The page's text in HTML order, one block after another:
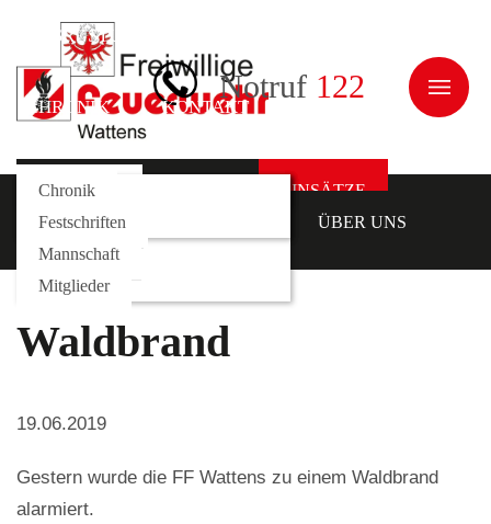
AUSRÜSTUNG
CHRONIK KONTAKT
Notruf 122
NEWS
Galerie
EINSÄTZE
AUSRÜSTUNG
Fahrzeuge
Rollcontainer
ÜBER UNS
Kommando
Funktionäre
Mannschaft
Mitglieder
CHRONIK
Chronik
Festschriften
Waldbrand
19.06.2019
Gestern wurde die FF Wattens zu einem Waldbrand
alarmiert.